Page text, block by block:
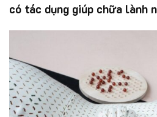
có tác dụng giúp chữa lành